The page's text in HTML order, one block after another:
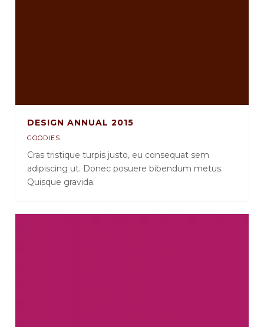
DESIGN ANNUAL 2015
GOODIES
Cras tristique turpis justo, eu consequat sem
adipiscing ut. Donec posuere bibendum metus.
Quisque gravida.